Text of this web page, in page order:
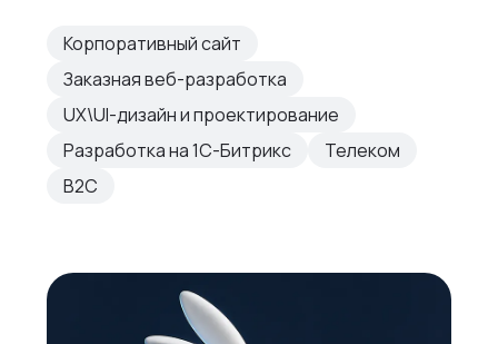
Корпоративный сайт
Заказная веб-разработка
UX\UI-дизайн и проектирование
Разработка на 1С-Битрикс
Телеком
B2C